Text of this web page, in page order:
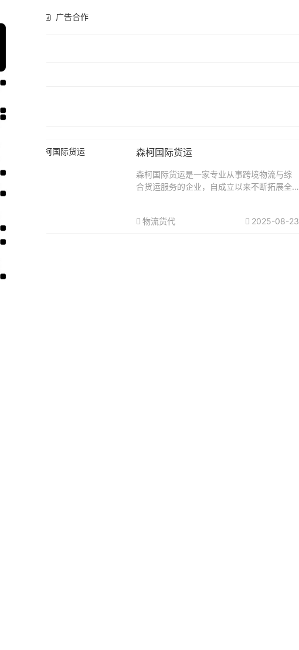
广告合作
森柯国际货运
森柯国际货运是一家专业从事跨境物流与综
合货运服务的企业，自成立以来不断拓展全
效、安全、透明的物流解决方案。随着全球
物流货代 2025-08-23